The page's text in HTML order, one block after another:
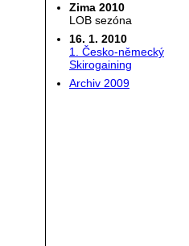
Zima 2010
LOB sezóna
16. 1. 2010
1. Česko-německý
Skirogaining
Archiv 2009